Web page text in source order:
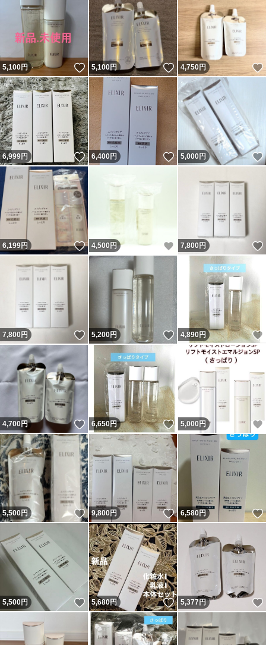
5,100円 いいね！
5,100円 いいね！
4,750円
6,999円 いいね！
6,400円 いいね！
5,000円
6,199円 いいね！
4,500円 いいね！
7,800 円
7,800円 いいね！
5,200円 いいね！
4,890円
4,700円 いいね！
6,650円 いいね！
5,000 円
5,500円 いいね！
9,800円 いいね！
6,580円
5,500円 いいね！
5,680円 いいね！
5,377円